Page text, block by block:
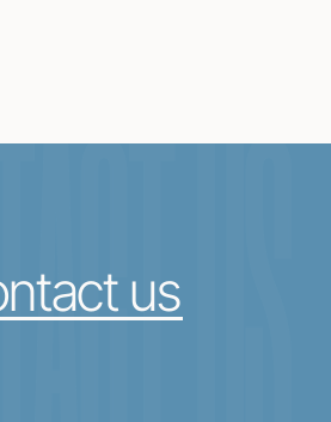
US
us